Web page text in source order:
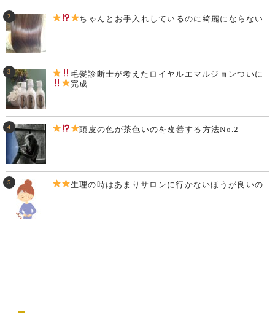
ちゃんとお手入れしているのに綺麗にならない
毛髪診断士が考えた ロイヤルエマルジョンついに
完成
頭皮の色が茶色いのを改善する方法No.2
生理の時はあまりサロンに行かないほうが良いの